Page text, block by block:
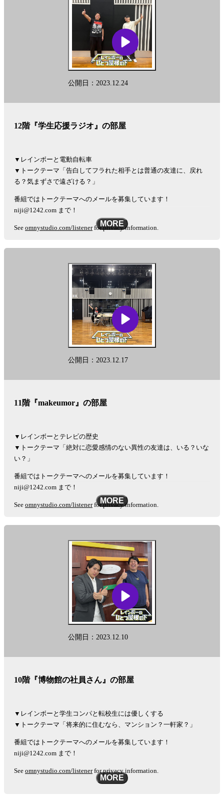
公開日：2023.12.24
12階『学生応援ラジオ』の部屋
▼レインボーと電動自転車
▼トークテーマ「告白してフラれた相手とは普通の友達に、戻れ
る？気まずさで遠ざける？」
番組ではトークテーマへのメールを募集しています！
niji@1242.com まで！
See omnystudio.com/listenerfor privacy information.
MORE
公開日：2023.12.17
11階『makeumor』の部屋
▼レインボーとテレビの歴史
▼トークテーマ「絶対に恋愛感情のない異性の友達は、いる？いな
い？」
番組ではトークテーマへのメールを募集しています！
niji@1242.com まで！
See omnystudio.com/listenerfor privacy information.
MORE
公開日：2023.12.10
10階『博物館の社員さん』の部屋
▼レインボーと学生コンパと転校生には優しくする
▼トークテーマ「将来的に住むなら、マンション？一軒家？」
番組ではトークテーマへのメールを募集しています！
niji@1242.com まで！
See omnystudio.com/listenerfor privacy information.
MORE